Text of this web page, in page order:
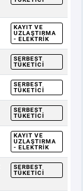
KAYIT VE
UZLAŞTIRMA
- ELEKTRIK
SERBEST
TÜKETICI
SERBEST
TÜKETICI
SERBEST
TÜKETICI
KAYIT VE
UZLAŞTIRMA
- ELEKTRIK
SERBEST
TÜKETICI